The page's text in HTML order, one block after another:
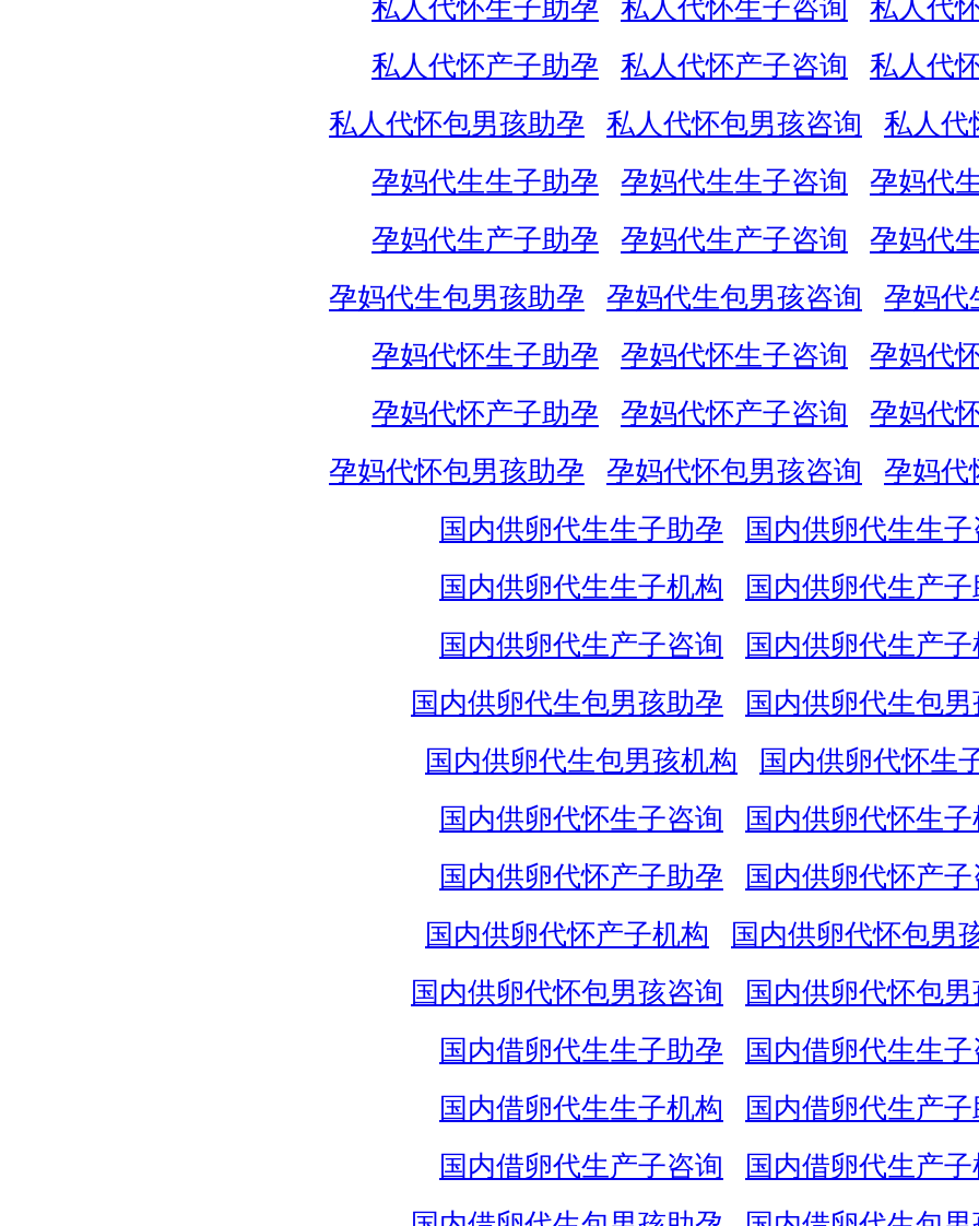
私人代怀生子助孕
私人代怀生子咨询
私人代
私人代怀产子助孕
私人代怀产子咨询
私人代
私人代怀包男孩助孕
私人代怀包男孩咨询
私人代
孕妈代生生子助孕
孕妈代生生子咨询
孕妈代
孕妈代生产子助孕
孕妈代生产子咨询
孕妈代
孕妈代生包男孩助孕
孕妈代生包男孩咨询
孕妈代
孕妈代怀生子助孕
孕妈代怀生子咨询
孕妈代
孕妈代怀产子助孕
孕妈代怀产子咨询
孕妈代
孕妈代怀包男孩助孕
孕妈代怀包男孩咨询
孕妈代
国内供卵代生生子助孕
国内供卵代生生
国内供卵代生生子机构
国内供卵代生产
国内供卵代生产子咨询
国内供卵代生产
国内供卵代生包男孩助孕
国内供卵代生包
国内供卵代生包男孩机构
国内供卵代怀生
国内供卵代怀生子咨询
国内供卵代怀生
国内供卵代怀产子助孕
国内供卵代怀产
国内供卵代怀产子机构
国内供卵代怀包男
国内供卵代怀包男孩咨询
国内供卵代怀包
国内借卵代生生子助孕
国内借卵代生生
国内借卵代生生子机构
国内借卵代生产
国内借卵代生产子咨询
国内借卵代生产